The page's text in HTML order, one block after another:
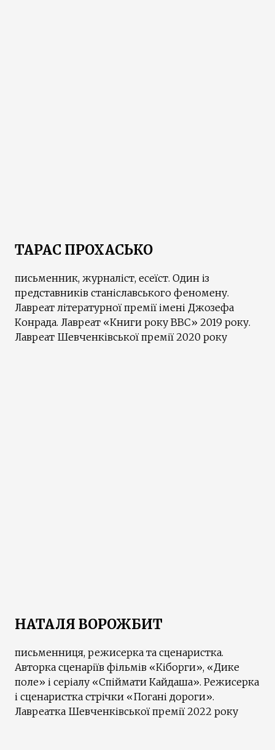
ТАРАС ПРОХАСЬКО
письменник, журналіст, есеїст. Один із
представників станіславського феномену.
Лавреат літературної премії імені Джозефа
Конрада. Лавреат «Книги року ВВС» 2019 року.
Лавреат Шевченківської премії 2020 року
НАТАЛЯ ВОРОЖБИТ
письменниця, режисерка та сценаристка.
Авторка сценаріїв фільмів «Кіборги», «Дике
поле» і серіалу «Спіймати Кайдаша». Режисерка
і сценаристка стрічки «Погані дороги».
Лавреатка Шевченківської премії 2022 року